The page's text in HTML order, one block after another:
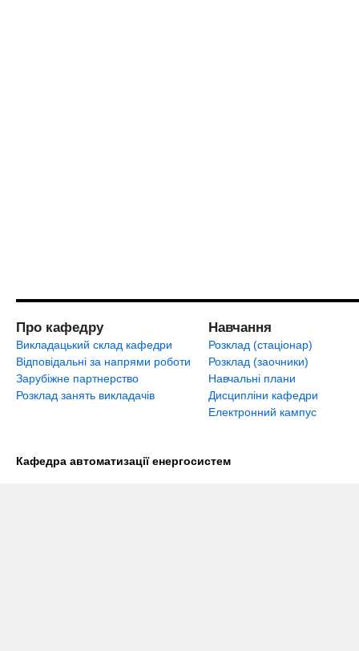
Про кафедру
Викладацький склад кафедри
Відповідальні за напрями роботи
Зарубіжне партнерство
Розклад занять викладачів
Навчання
Розклад (стаціонар)
Розклад (заочники)
Навчальні плани
Дисципліни кафедри
Електронний кампус
Кафедра автоматизації енергосистем